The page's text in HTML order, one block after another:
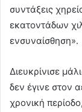
συντάξεις
εκατοντάδων
ενσυναίσθηση».
Διευκρίνισε
δεν έγινε στον
χρονική